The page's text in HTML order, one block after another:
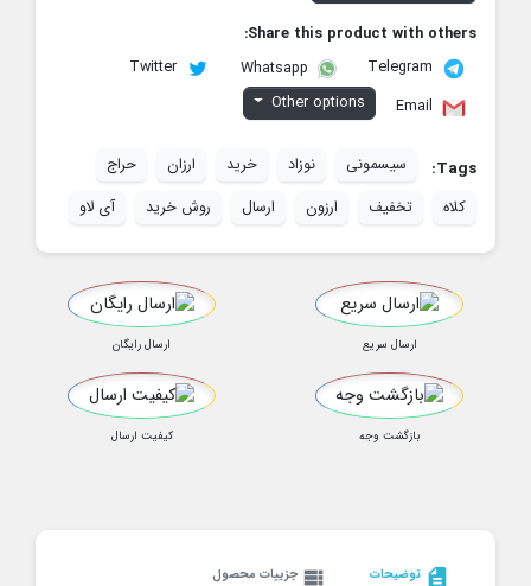
Share this product with others:
Telegram
Whatsapp
Twitter
Email
Other options
Tags: سیسمونی نوزاد خرید ارزان
حراج
کلاه
تخفیف ارزون ارسال روش خرید آی لاو
ارسال سریع ارسال رایگان
بازگشت وجه کیفیت ارسال
description توضیحات view_list جزییات محصول